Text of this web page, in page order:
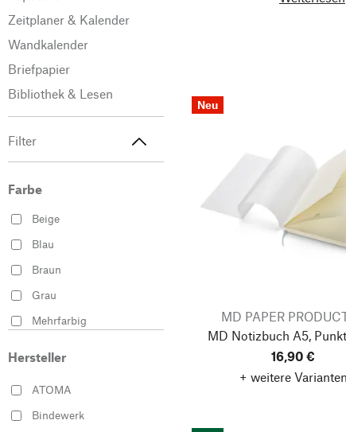
Zeitplaner & Kalender
Wandkalender
Briefpapier
Bibliothek & Lesen
Filter
Farbe
Beige
Blau
Braun
Grau
Mehrfarbig
Silber
Weiß
Hersteller
ATOMA
Bindewerk
Neu
MD PAPER
MD Notizbuch A5,
16,90 €
+ weitere Varianten